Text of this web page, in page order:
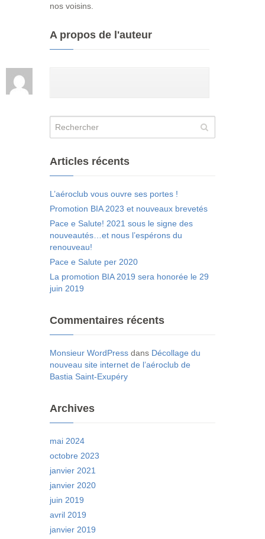
nos voisins.
A propos de l'auteur
Articles récents
L’aéroclub vous ouvre ses portes !
Promotion BIA 2023 et nouveaux brevetés
Pace e Salute! 2021 sous le signe des
nouveautés…et nous l’espérons du
renouveau!
Pace e Salute per 2020
La promotion BIA 2019 sera honorée le 29
juin 2019
Commentaires récents
Monsieur WordPress dans Décollage du
nouveau site internet de l’aéroclub de
Bastia Saint-Exupéry
Archives
mai 2024
octobre 2023
janvier 2021
janvier 2020
juin 2019
avril 2019
janvier 2019